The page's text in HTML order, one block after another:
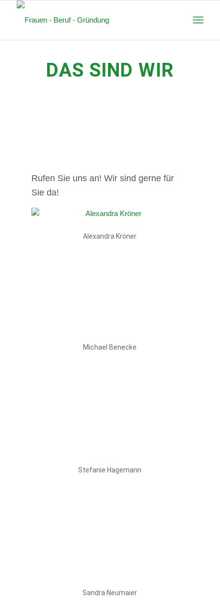
DAS SIND WIR
Rufen Sie uns an! Wir sind gerne für
Sie da!
Alexandra Kröner
Michael Benecke
Stefanie Hagemann
Sandra Neumaier